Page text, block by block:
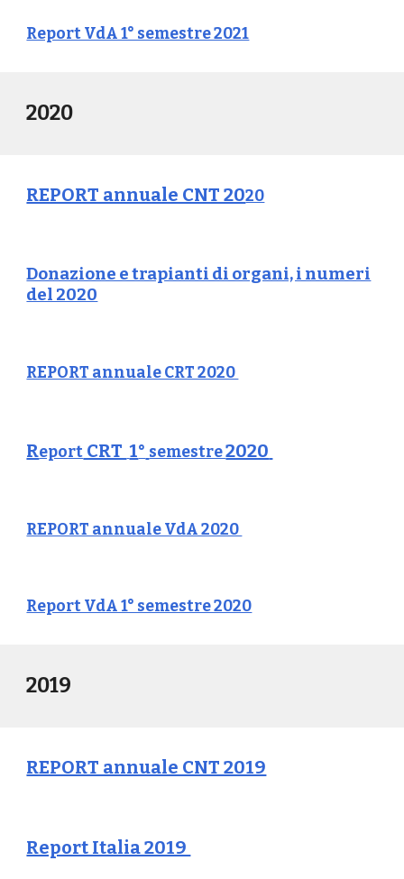
Report VdA 1° semestre 2021
2020
REPORT annuale CNT 2020
Donazione e trapianti di organi, i numeri
del 2020
REPORT annuale CRT 2020
Report CRT 1° semestre2020
REPORT annuale VdA 2020
Report VdA 1° semestre 2020
2019
REPORT annuale CNT 2019
Report Italia 2019